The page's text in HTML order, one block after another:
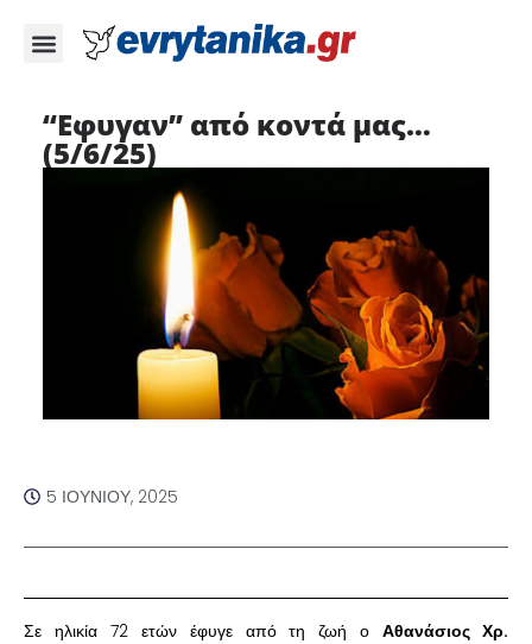
“Εφυγαν” από κοντά μας…
(5/6/25)
5 ΙΟΥΝΊΟΥ, 2025
Σε ηλικία 72 ετών έφυγε από τη ζωή οΑθανάσιος Χρ.